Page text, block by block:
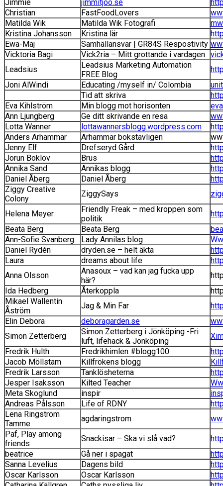
Jimmie
jimmitjoo.se
Christian
FastFoodLovers
Matilda Wik
Matilda Wik Fotografi
Kristina Johansson
Kristina lär
Ewa-Maj
Samhällansvar | GR84S Respostivity
Vicktoria Bagi
Vick2ria – Mitt grottande i vardagen
Leadsius
Leadsius Marketing Automation
FREE Blog
Joni AlWindi
Educating /myself in/ Colombia
Tid att skriva
Eva Kihlström
Min blogg mot horisonten
Ann Ljungberg
Ge ditt skrivande en resa
Lotta Wanner
lottawannersblogg.wordpress.com
Anders Arhammar
Arhammar bokstavligen
Jenny Elf
Drefseryd Gård
Jorun Boklöv
Brus
Annika Sand
Annikas blogg
Daniel Åberg
Daniel Åberg
Ziggy Creative
Colony
ZiggySays
Helena Meyer
Friendly Freak – med kroppen som
politik
Beata Berg
Beata Berg
Ann-Sofie Svanberg
Lady Annilas blog
Daniel Rydén
dryden.se – helt äkta
Laura
dreams about life
Anna Olsson
Anasoux – vad kan jag fucka upp
här?
Ida Hedberg
Återkoppla
Mikael Wallentin
Åström
Jag & Min Far
Elin Debora
deboragarden.se
Simon Zetterberg
Simon Zetterberg i Jönköping -Fri
luft, lifehack & Jönköping
Fredrik Hulth
Fredrikhimlen #blogg100
Jacob Möllstam
Killfrökens blogg
Fredrik Larsson
Tanklösheterna
Jesper Isaksson
Kilted Teacher
Meta Skoglund
inspir
Andreas Pålsson
Life of RDNY
Lena Ringström
Tamme
agdaringstrom
Paf, Play among
friends
Snackisar – Ska vi slå vad?
beatrice
Gå ner i spagat
Sanna Levelius
Dagens bild
Oscar Karlsson
Oscar Karlsson